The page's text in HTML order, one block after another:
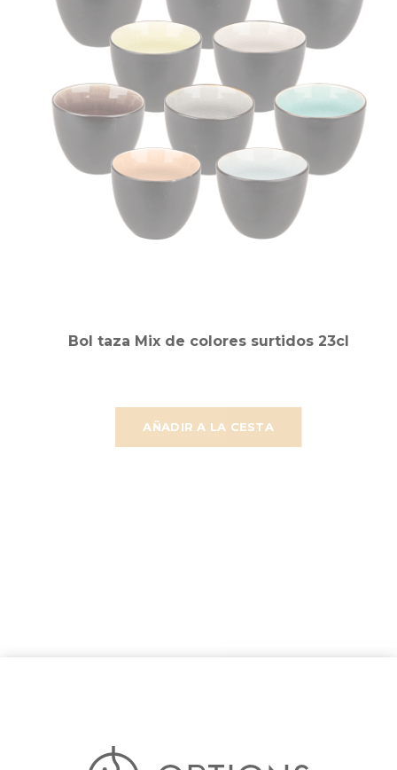
AÑADIR A LA CESTA
Bol taza Mix de colores surtidos 23cl